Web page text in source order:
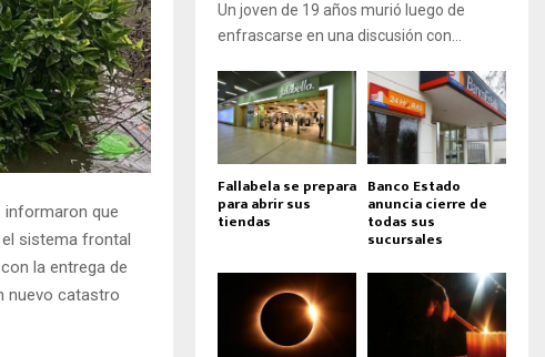
informaron que
sistema frontal
la entrega de
nuevo catastro
Un joven de 19 años murió luego de
enfrascarse en una discusión con...
Fallabela se prepara
para abrir sus
tiendas
Banco Estado
anuncia cierre de
todas sus
sucursales